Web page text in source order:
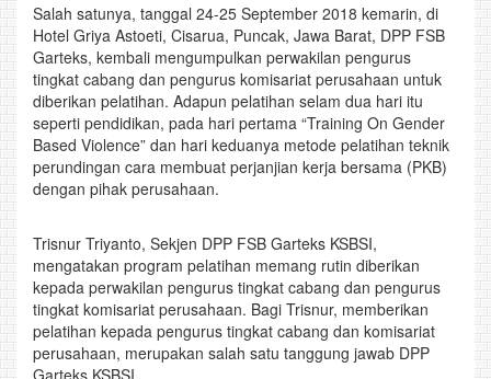
Salah satunya, tanggal 24-25 September 2018 kemarin, di
Hotel Griya Astoeti, Cisarua, Puncak, Jawa Barat, DPP FSB
Garteks, kembali mengumpulkan perwakilan pengurus
tingkat cabang dan pengurus komisariat perusahaan untuk
diberikan pelatihan. Adapun pelatihan selam dua hari itu
seperti pendidikan, pada hari pertama “Training On Gender
Based Violence” dan hari keduanya metode pelatihan teknik
perundingan cara membuat perjanjian kerja bersama (PKB)
dengan pihak perusahaan.
Trisnur Triyanto, Sekjen DPP FSB Garteks KSBSI,
mengatakan program pelatihan memang rutin diberikan
kepada perwakilan pengurus tingkat cabang dan pengurus
tingkat komisariat perusahaan. Bagi Trisnur, memberikan
pelatihan kepada pengurus tingkat cabang dan komisariat
perusahaan, merupakan salah satu tanggung jawab DPP
Garteks KSBSI.